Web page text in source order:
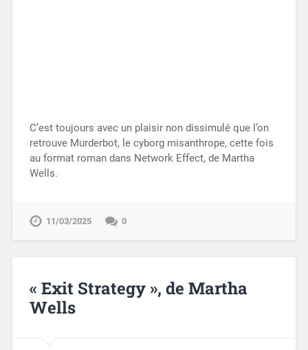
C’est toujours avec un plaisir non dissimulé que l’on
retrouve Murderbot, le cyborg misanthrope, cette fois
au format roman dans Network Effect, de Martha
Wells.
11/03/2025 0
« Exit Strategy », de Martha
Wells